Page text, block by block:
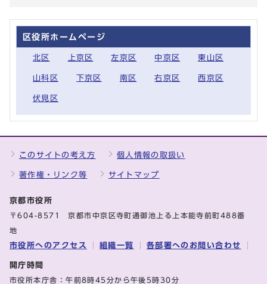
区役所ホームページ
北区 上京区 左京区 中京区 東山区
山科区 下京区 南区 右京区 西京区
伏見区
このサイトの考え方 個人情報の取扱い
著作権・リンク等 サイトマップ
京都市役所
〒604-8571 京都市中京区寺町通御池上る上本能寺前町488番
地
市役所へのアクセス 組織一覧 各部署へのお問い合わせ
開庁時間
市役所本庁舎：午前8時45分から午後5時30分